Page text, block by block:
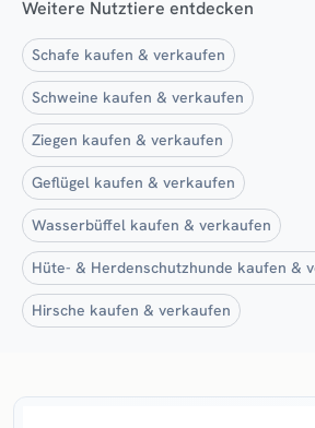
Weitere Nutztiere entdecken
Schafe kaufen & verkaufen
Schweine kaufen & verkaufen
Ziegen kaufen & verkaufen
Geflügel kaufen & verkaufen
Wasserbüffel kaufen & verkaufen
Hüte- & Herdenschutzhunde kaufen &
Hirsche kaufen & verkaufen